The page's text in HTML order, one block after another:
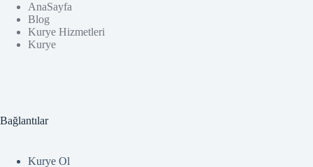
AnaSayfa
Blog
Kurye Hizmetleri
Kurye
Bağlantılar
Kurye Ol